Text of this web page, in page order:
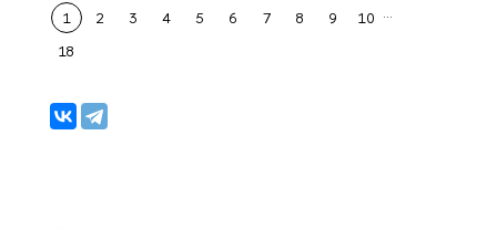
1 2 3 4 5 6 7 8 9 10 …
18